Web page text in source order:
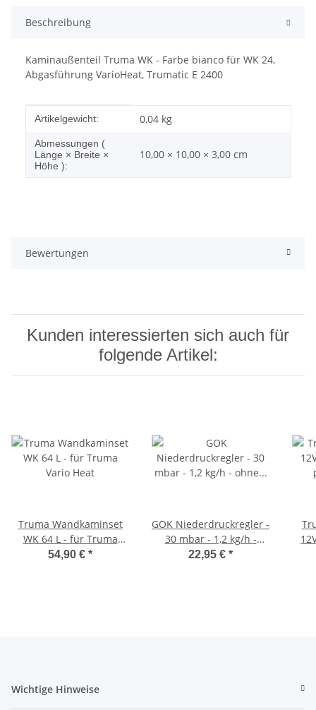
Beschreibung
Kaminaußenteil Truma WK - Farbe bianco für WK 24,
Abgasführung VarioHeat, Trumatic E 2400
Produkteigenschaft
Wert
Artikelgewicht: 0,04 kg
Abmessungen (
Länge × Breite ×
Höhe ):
10,00 × 10,00 × 3,00 cm
Bewertungen
Kunden interessierten sich auch für
folgende Artikel:
Truma Wandkaminset
WK 64 L - für Truma
Vario Heat
54,90 € *
GOK Niederdruckregler -
30 mbar - 1,2 kg/h -
ohne Manometer -
22,95 € *
Wichtige Hinweise